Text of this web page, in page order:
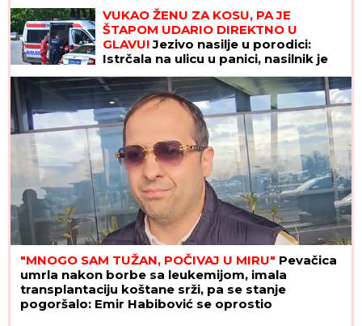
VUKAO ŽENU ZA KOSU, PA JE
ŠTAPOM UDARIO DIREKTNO U
GLAVU!Jezivo nasilje u porodici:
Istrčala na ulicu u panici, nasilnik je
stigao, prolaznici sprečili katastrofu
"MNOGO SAM TUŽAN, POČIVAJ U MIRU" Pevačica
umrla nakon borbe sa leukemijom, imala
transplantaciju koštane srži, pa se stanje
pogoršalo: Emir Habibović se oprostio